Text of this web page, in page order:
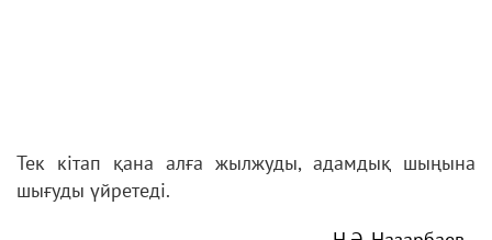
Тек кітап қана алға жылжуды, адамдық шыңына
шығуды үйретеді.